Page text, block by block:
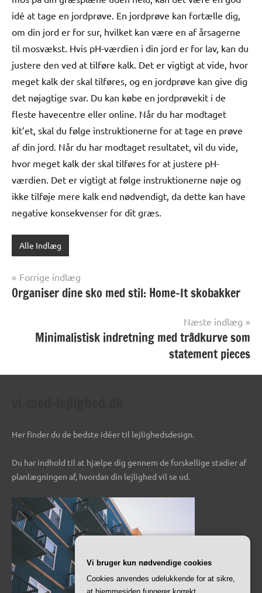
idé at tage en jordprøve. En jordprøve kan fortælle dig,
om din jord er for sur, hvilket kan være en af årsagerne
til mosvækst. Hvis pH-værdien i din jord er for lav, kan du
justere den ved at tilføre kalk. Det er vigtigt at vide, hvor
meget kalk der skal tilføres, og en jordprøve kan give dig
det nøjagtige svar. Du kan købe en jordprøvekit i de
fleste havecentre eller online. Når du har modtaget
kit’et, skal du følge instruktionerne for at tage en prøve
af din jord. Når du har modtaget resultatet, vil du vide,
hvor meget kalk der skal tilføres for at justere pH-
værdien. Det er vigtigt at følge instruktionerne nøje og
ikke tilføje mere kalk end nødvendigt, da dette kan have
negative konsekvenser for dit græs.
Alle Indlæg
Indlægsnavigation
Forrige indlæg
Organiser dine sko med stil: Home-It skobakker
Næste indlæg
Minimalistisk indretning med trådkurve som
statement pieces
Her finder du de bedste idéer til lejlighedsdesign.
Du har indhold til at hjælpe dig gennem de forskellige stadier af
planlægningen af, hvordan din lejlighed vil se ud.
Vi bruger kun nødvendige cookies
Cookies anvendes udelukkende for at sikre,